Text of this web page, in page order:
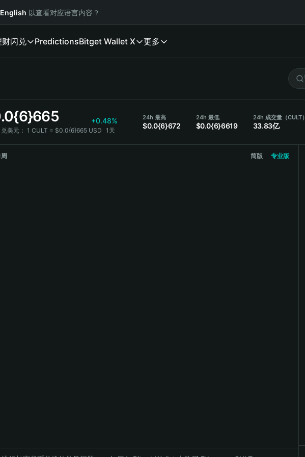
English 以查看对应语言内容？
财闪兑 PredictionsBitget Wallet X 更多
+0.48%
美元： 1 CULT = $0.0{6}665 USD 1天
24h 最高
$0.0{6}672
24h 最低
$0.0{6}6619
24h 成交量（CULT）
33.83亿
简版 专业版